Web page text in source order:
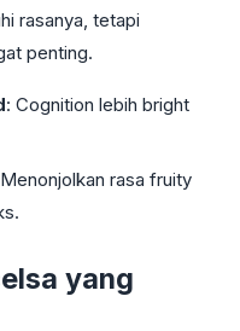
rasanya, tetapi
penting.
: Cognition lebih bright
rasa fruity
yang